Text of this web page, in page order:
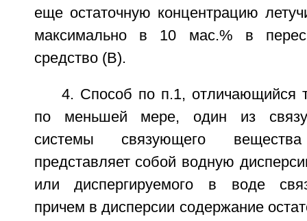
еще остаточную концентрацию
максимально в 10 мас.% в
средство (В).
4. Способ по п.1, отличающийся
по меньшей мере, один из
системы связующего
представляет собой водную
или диспергируемого в воде
причем в дисперсии содержание